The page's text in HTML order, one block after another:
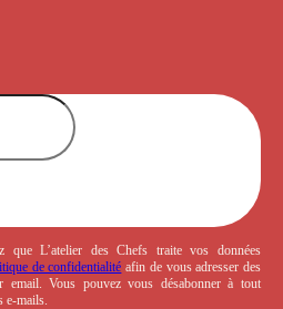
que L’atelier des Chefs traite vos données
de confidentialité afin de vous adresser des
email. Vous pouvez vous désabonner à tout
e-mails.